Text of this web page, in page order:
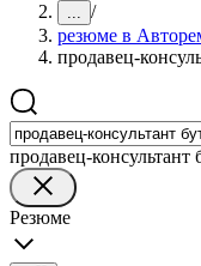
... /
резюме в
продавец-
продавец-консультант
Резюме